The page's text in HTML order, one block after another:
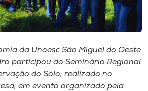
da Unoesc São Miguel do Oeste
participou do Seminário Regional
do Solo, realizado no
em evento organizado pela